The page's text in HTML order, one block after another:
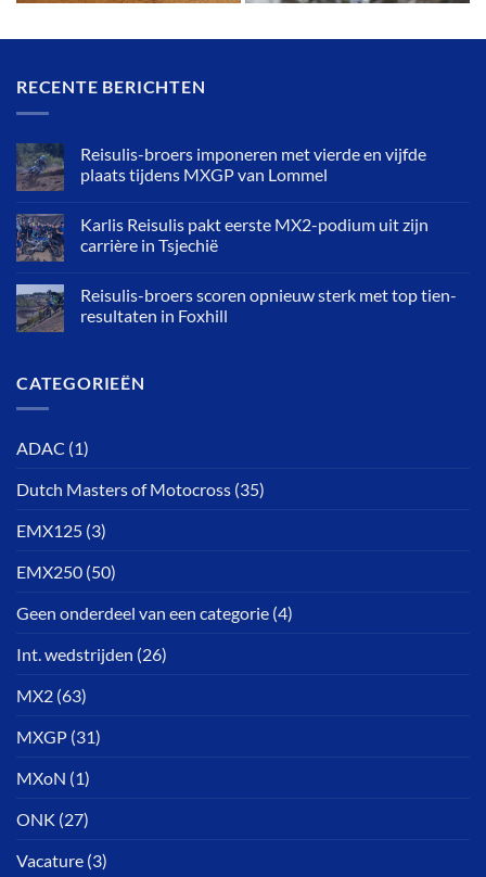
RECENTE BERICHTEN
Reisulis-broers imponeren met vierde en vijfde
plaats tijdens MXGP van Lommel
Karlis Reisulis pakt eerste MX2-podium uit zijn
carrière in Tsjechië
Reisulis-broers scoren opnieuw sterk met top tien-
resultaten in Foxhill
CATEGORIEËN
ADAC (1)
Dutch Masters of Motocross (35)
EMX125 (3)
EMX250 (50)
Geen onderdeel van een categorie (4)
Int. wedstrijden (26)
MX2 (63)
MXGP (31)
MXoN (1)
ONK (27)
Vacature (3)